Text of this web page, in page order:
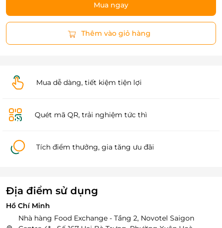
Mua ngay
Thêm vào giỏ hàng
Mua dễ dàng, tiết kiệm tiện lợi
Quét mã QR, trải nghiệm tức thì
Tích điểm thưởng, gia tăng ưu đãi
Địa điểm sử dụng
Hồ Chí Minh
Nhà hàng Food Exchange - Tầng 2, Novotel Saigon